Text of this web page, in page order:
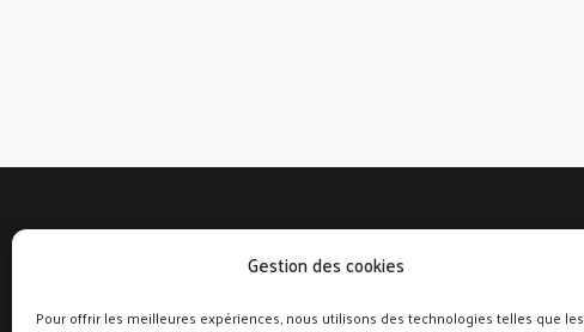
Gestion des cookies
Pour offrir les meilleures expériences, nous utilisons des technologies telles que les
Rêves en stock
La presse